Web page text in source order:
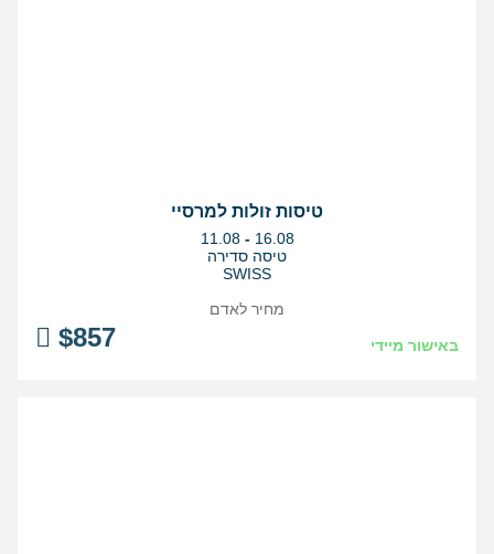
טיסות זולות למרסיי
בין
התאריכים,
11.08 - 16.08
טיסה סדירה
SWISS
באישור מיידי $857
מחיר לאדם